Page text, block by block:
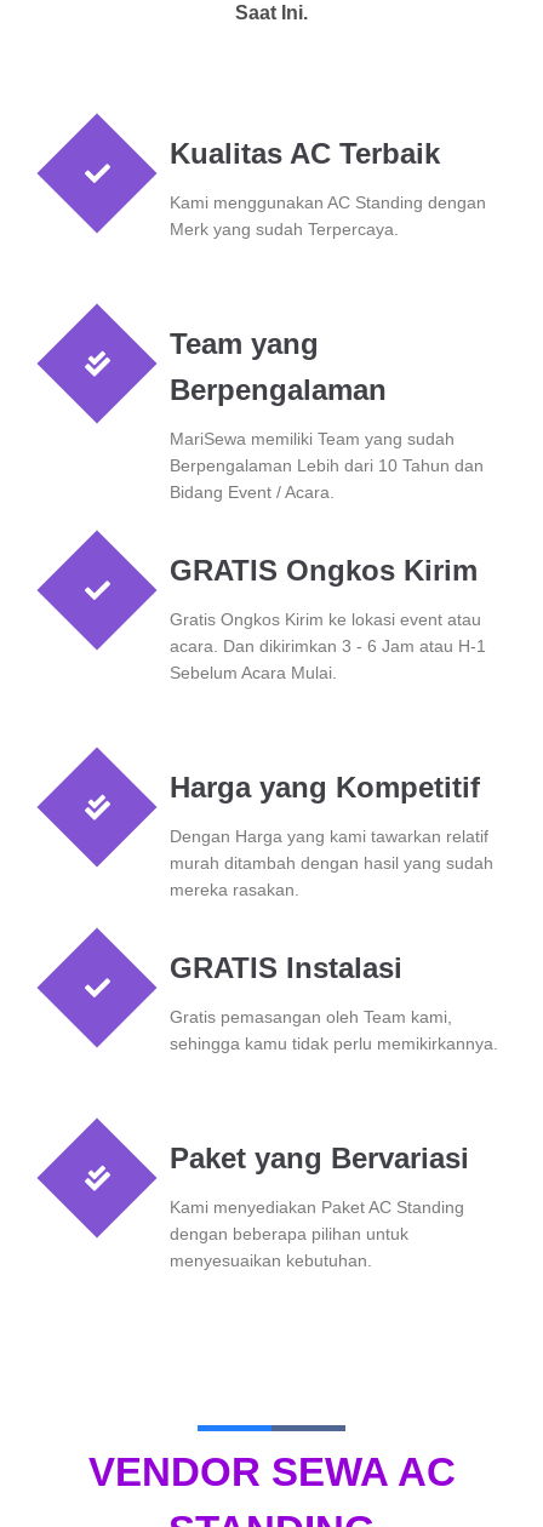
Saat Ini.
Kualitas AC Terbaik
Kami menggunakan AC Standing dengan
Merk yang sudah Terpercaya.
Team yang
Berpengalaman
MariSewa memiliki Team yang sudah
Berpengalaman Lebih dari 10 Tahun dan
Bidang Event / Acara.
GRATIS Ongkos Kirim
Gratis Ongkos Kirim ke lokasi event atau
acara. Dan dikirimkan 3 - 6 Jam atau H-1
Sebelum Acara Mulai.
Harga yang Kompetitif
Dengan Harga yang kami tawarkan relatif
murah ditambah dengan hasil yang sudah
mereka rasakan.
GRATIS Instalasi
Gratis pemasangan oleh Team kami,
sehingga kamu tidak perlu memikirkannya.
Paket yang Bervariasi
Kami menyediakan Paket AC Standing
dengan beberapa pilihan untuk
menyesuaikan kebutuhan.
VENDOR SEWA AC